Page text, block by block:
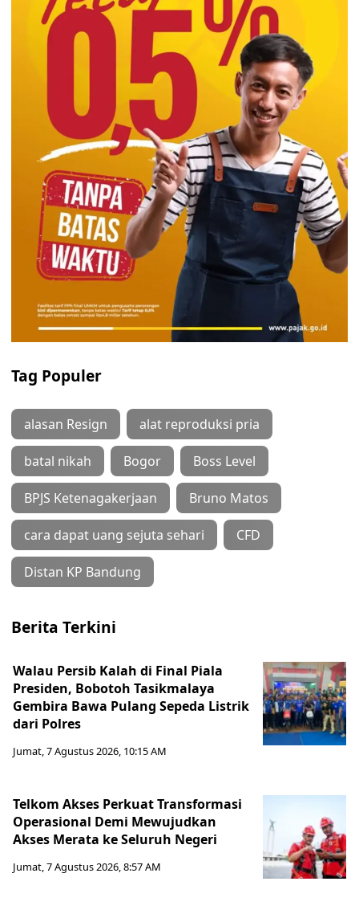
Tag Populer
alasan Resign alat reproduksi pria
batal nikah Bogor Boss Level
BPJS Ketenagakerjaan Bruno Matos
cara dapat uang sejuta sehari CFD
Distan KP Bandung
Berita Terkini
Walau Persib Kalah di Final Piala
Presiden, Bobotoh Tasikmalaya
Gembira Bawa Pulang Sepeda Listrik
dari Polres
Jumat, 7 Agustus 2026, 10:15 AM
Telkom Akses Perkuat Transformasi
Operasional Demi Mewujudkan
Akses Merata ke Seluruh Negeri
Jumat, 7 Agustus 2026, 8:57 AM